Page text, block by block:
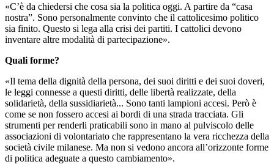
«C’è da chiedersi che cosa sia la politica oggi. A partire da “casa
nostra”. Sono personalmente convinto che il cattolicesimo politico
sia finito. Questo si lega alla crisi dei partiti. I cattolici devono
inventare altre modalità di partecipazione».
Quali forme?
«Il tema della dignità della persona, dei suoi diritti e dei suoi doveri,
le leggi connesse a questi diritti, delle libertà realizzate, della
solidarietà, della sussidiarietà... Sono tanti lampioni accesi. Però è
come se non fossero accesi ai bordi di una strada tracciata. Gli
strumenti per renderli praticabili sono in mano al pulviscolo delle
associazioni di volontariato che rappresentano la vera ricchezza della
società civile milanese. Ma non si vedono ancora all’orizzonte forme
di politica adeguate a questo cambiamento».